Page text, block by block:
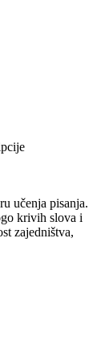
učenja pisanja.
krivih slova i
zajedništva,